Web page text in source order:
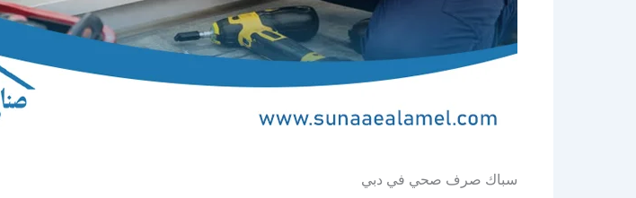
سباك صرف صحي في دبي